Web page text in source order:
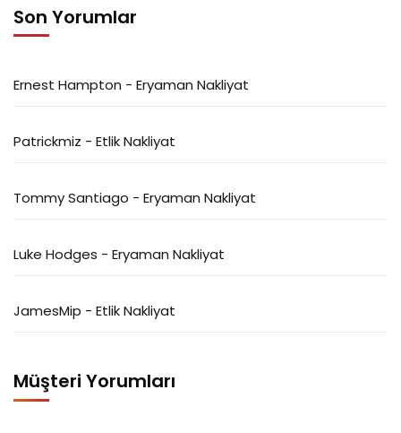
Son Yorumlar
Ernest Hampton - Eryaman Nakliyat
Patrickmiz - Etlik Nakliyat
Tommy Santiago - Eryaman Nakliyat
Luke Hodges - Eryaman Nakliyat
JamesMip - Etlik Nakliyat
Müşteri Yorumları